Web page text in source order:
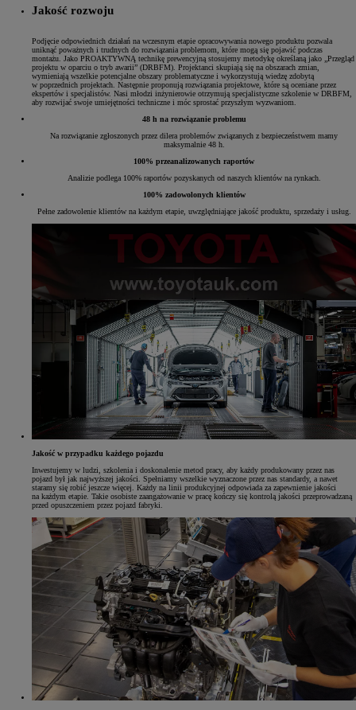
Jakość rozwoju
Podjęcie odpowiednich działań na wczesnym etapie opracowywania nowego produktu pozwala
uniknąć poważnych i trudnych do rozwiązania problemom, które mogą się pojawić podczas
montażu. Jako PROAKTYWNĄ technikę prewencyjną stosujemy metodykę określaną jako „Przegląd
projektu w oparciu o tryb awarii” (DRBFM). Projektanci skupiają się na obszarach zmian,
wymieniają wszelkie potencjalne obszary problematyczne i wykorzystują wiedzę zdobytą
w poprzednich projektach. Następnie proponują rozwiązania projektowe, które są oceniane przez
ekspertów i specjalistów. Nasi młodzi inżynierowie otrzymują specjalistyczne szkolenie w DRBFM,
aby rozwijać swoje umiejętności techniczne i móc sprostać przyszłym wyzwaniom.
48 h na rozwiązanie problemu
Na rozwiązanie zgłoszonych przez dilera problemów związanych z bezpieczeństwem mamy
maksymalnie 48 h.
100% przeanalizowanych raportów
Analizie podlega 100% raportów pozyskanych od naszych klientów na rynkach.
100% zadowolonych klientów
Pełne zadowolenie klientów na każdym etapie, uwzględniające jakość produktu, sprzedaży i usług.
Jakość w przypadku każdego pojazdu
Inwestujemy w ludzi, szkolenia i doskonalenie metod pracy, aby każdy produkowany przez nas
pojazd był jak najwyższej jakości. Spełniamy wszelkie wyznaczone przez nas standardy, a nawet
staramy się robić jeszcze więcej. Każdy na linii produkcyjnej odpowiada za zapewnienie jakości
na każdym etapie. Takie osobiste zaangażowanie w pracę kończy się kontrolą jakości przeprowadzaną
przed opuszczeniem przez pojazd fabryki.